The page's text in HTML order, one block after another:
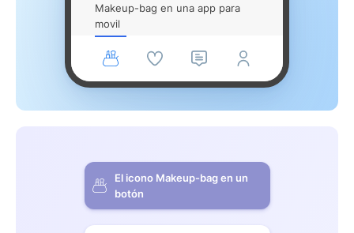
Makeup-bag en una app para
movil
El icono Makeup-bag en un
botón